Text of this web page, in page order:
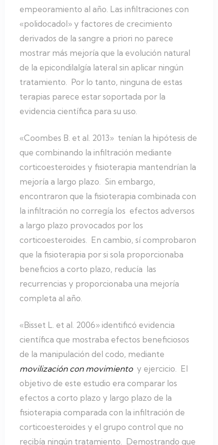
empeoramiento al año. Las infiltraciones con
«polidocadol» y factores de crecimiento
derivados de la sangre a priori no parece
mostrar más mejoría que la evolución natural
de la epicondilalgía lateral sin aplicar ningún
tratamiento. Por lo tanto, ninguna de estas
terapias parece estar soportada por la
evidencia científica para su uso.
«Coombes B. et al. 2013» tenían la hipótesis de
que combinando la infiltración mediante
corticoesteroides y fisioterapia mantendrían la
mejoría a largo plazo. Sin embargo,
encontraron que la fisioterapia combinada con
la infiltración no corregía los efectos adversos
a largo plazo provocados por los
corticoesteroides. En cambio, sí comprobaron
que la fisioterapia por si sola proporcionaba
beneficios a corto plazo, reducía las
recurrencias y proporcionaba una mejoría
completa al año.
«Bisset L. et al. 2006» identificó evidencia
científica que mostraba efectos beneficiosos
de la manipulación del codo, mediante
movilización con movimientoy ejercicio. El
objetivo de este estudio era comparar los
efectos a corto plazo y largo plazo de la
fisioterapia comparada con la infiltración de
corticoesteroides y el grupo control que no
recibía ningún tratamiento. Demostrando que